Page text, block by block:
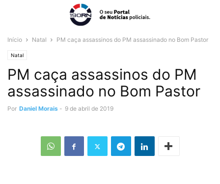
Início Natal PM caça assassinos do PM assassinado no Bom Pastor
Natal
PM caça assassinos do PM
assassinado no Bom Pastor
Por Daniel Morais - 9 de abril de 2019